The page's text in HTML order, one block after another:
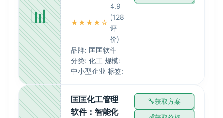
📊 ★★★★☆
4.9
(128
评
价)
品牌: 匡匡软件
分类: 化工 规模:
中小型企业 标签:
匡匡化工管理
软件：智能化
获取方案